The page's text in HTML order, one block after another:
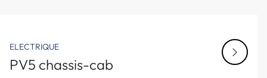
ELECTRIQUE
PV5 chassis-cab